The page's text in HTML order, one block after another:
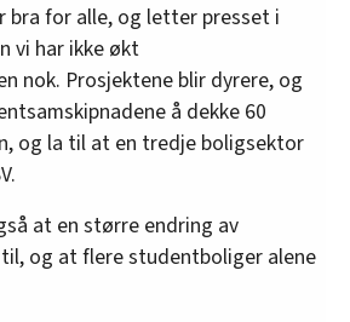
bra for alle, og letter presset i
vi har ikke økt
nok. Prosjektene blir dyrere, og
å dekke 60
og la til at en tredje boligsektor
at en større endring av
og at flere studentboliger alene